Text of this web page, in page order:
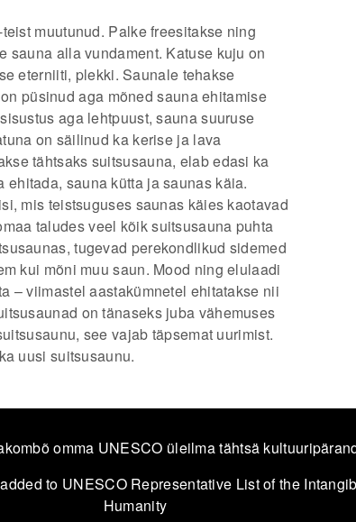
muutunud. Palke freesitakse ning
sauna alla vundament. Katuse kuju on
eterniiti, plekki. Saunale tehakse
püsinud aga mõned sauna ehitamise
aga lehtpuust, sauna suuruse
on säilinud ka kerise ja lava
tähtsaks suitsusauna, elab edasi ka
sauna kütta ja saunas käia.
mis teistsuguses saunas käies kaotavad
taludes veel kõik suitsusauna puhta
tugevad perekondlikud sidemed
kui mõni muu saun. Mood ning elulaadi
– viimastel aastakümnetel ehitatakse nii
on tänaseks juba vähemuses
see vajab täpsemat uurimist.
uusi suitsusaunu.
omma UNESCO üleilma tähtsä
to UNESCO Representative List of the
Humanity